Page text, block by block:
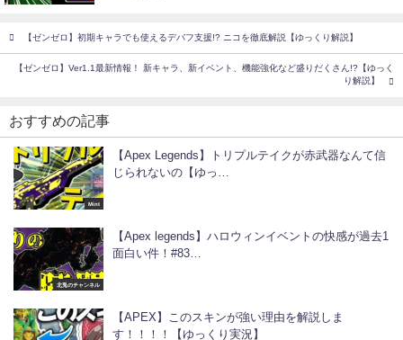
【ゼンゼロ】初期キャラでも使えるデバフ支援!? ニコを徹底解説【ゆっくり解説】
【ゼンゼロ】Ver1.1最新情報！ 新キャラ、新イベント、機能強化など盛りだくさん!?【ゆっく
り解説】
おすすめの記事
Mint
【Apex Legends】トリプルテイクが赤武器なんて信
じられないの【ゆっ…
北兎のチャンネル
【Apex legends】ハロウィンイベントの快感が過去1
面白い件！#83…
【APEX】このスキンが強い理由を解説しま
す！！！！【ゆっくり実況】